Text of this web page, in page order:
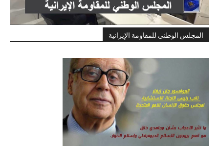
المجلس الوطني للمقاومة الإيرانية